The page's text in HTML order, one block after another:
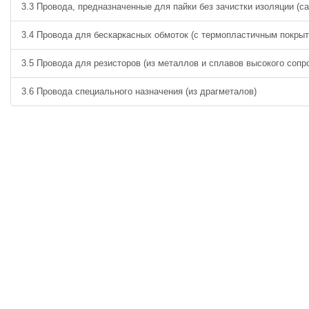
3.3 Провода, предназначенные для пайки без зачистки изоляции
3.4 Провода для бескаркасных обмоток (с термопластичным
3.5 Провода для резисторов (из металлов и сплавов высокого
3.6 Провода специального назначения (из драгметалов)